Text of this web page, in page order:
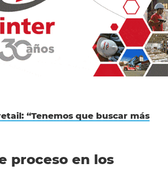
“Tenemos que buscar más
proceso en los